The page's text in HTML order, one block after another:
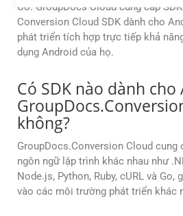
Có. GroupDocs Cloud cung cấp
Conversion Cloud SDK dành cho
phát triển tích hợp trực tiếp khả
dụng Android của họ.
Có SDK nào dành cho
không?
GroupDocs.Conversion Cloud cung
ngôn ngữ lập trình khác nhau như
Node.js, Python, Ruby, cURL và Go,
vào các môi trường phát triển khác